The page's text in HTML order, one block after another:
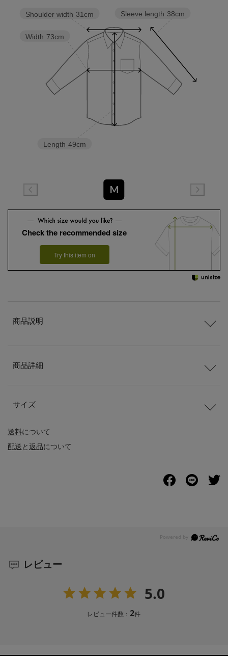
Sleeve length 38cm
Length 49cm
Width 73cm
Shoulder width 31cm
M
Check the recommended size
Try this item on
送料について
配送と返品について
商品説明
商品詳細
サイズ
レビュー
5.0
レビュー件数：2件